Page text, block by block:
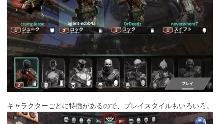
キャラクターごとに特徴があるので、プレイスタイルもいろいろ。